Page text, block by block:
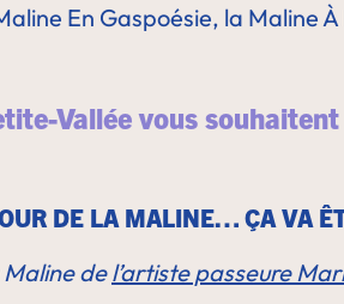
En Gaspoésie, la Maline
Vallée vous
DE LA MALINE… ÇA VA
del’artiste passeure